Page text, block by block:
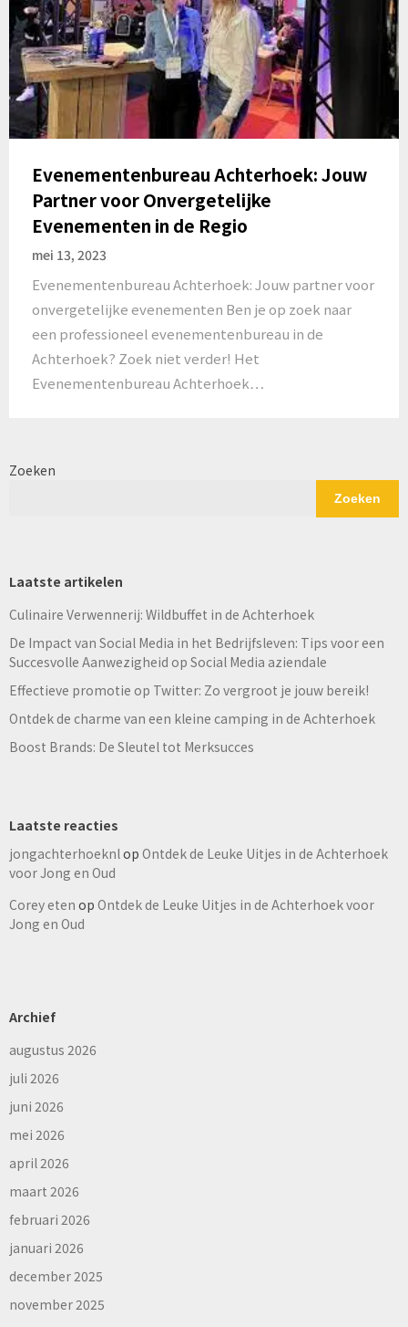
Evenementenbureau Achterhoek: Jouw
Partner voor Onvergetelijke
Evenementen in de Regio
mei 13, 2023
Evenementenbureau Achterhoek: Jouw partner voor
onvergetelijke evenementen Ben je op zoek naar
een professioneel evenementenbureau in de
Achterhoek? Zoek niet verder! Het
Evenementenbureau Achterhoek…
Zoeken
Zoeken
Laatste artikelen
Culinaire Verwennerij: Wildbuffet in de Achterhoek
De Impact van Social Media in het Bedrijfsleven: Tips voor een
Succesvolle Aanwezigheid op Social Media aziendale
Effectieve promotie op Twitter: Zo vergroot je jouw bereik!
Ontdek de charme van een kleine camping in de Achterhoek
Boost Brands: De Sleutel tot Merksucces
Laatste reacties
jongachterhoeknlop Ontdek de Leuke Uitjes in de Achterhoek
voor Jong en Oud
Corey eten op Ontdek de Leuke Uitjes in de Achterhoek voor
Jong en Oud
Archief
augustus 2026
juli 2026
juni 2026
mei 2026
april 2026
maart 2026
februari 2026
januari 2026
december 2025
november 2025